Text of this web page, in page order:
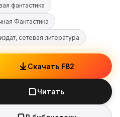
фантастика
Фантастика
сетевая литература
Скачать FB2
Читать